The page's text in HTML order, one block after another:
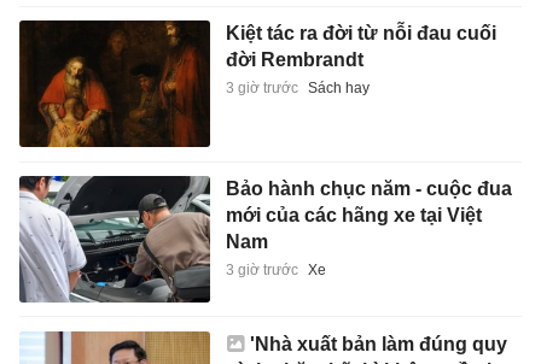
Kiệt tác ra đời từ nỗi đau cuối
đời Rembrandt
3 giờ trước Sách hay
Bảo hành chục năm - cuộc đua
mới của các hãng xe tại Việt
Nam
3 giờ trước Xe
'Nhà xuất bản làm đúng quy